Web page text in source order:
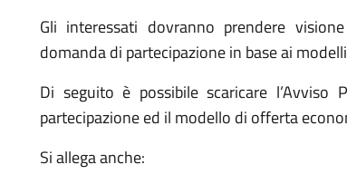
Gli interessati dovranno prendere
domanda di partecipazione in base ai
Di seguito è possibile scaricare l’Avviso
partecipazione ed il modello di offerta
Si allega anche: